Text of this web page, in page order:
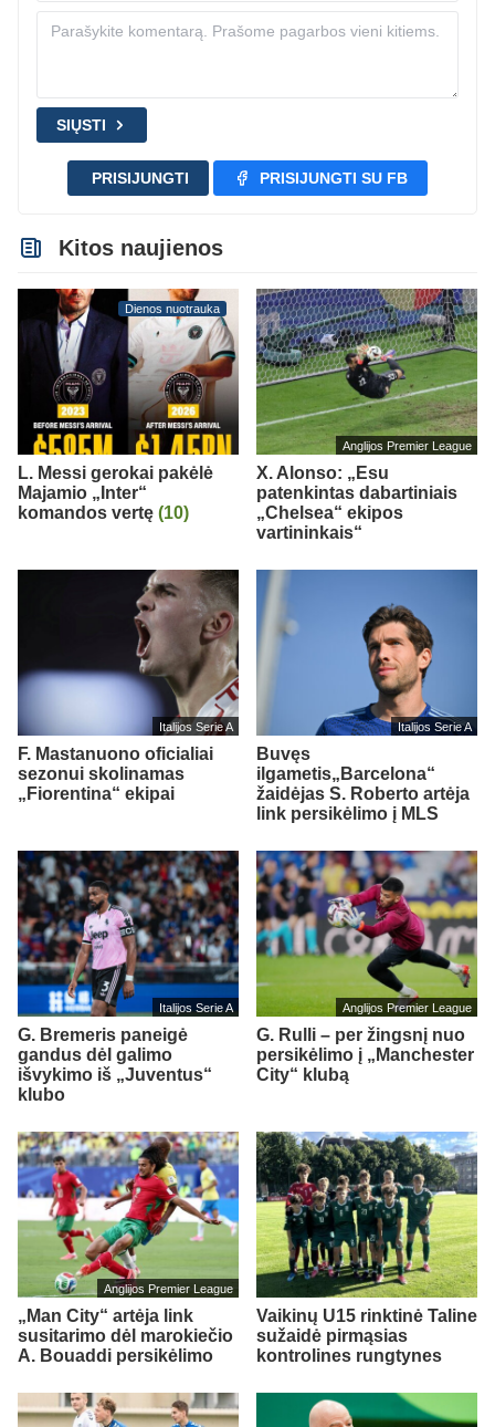
SIŲSTI
PRISIJUNGTI PRISIJUNGTI SU FB
Kitos naujienos
Dienos nuotrauka
L. Messi gerokai pakėlė
Majamio „Inter“
komandos vertę (10)
Anglijos Premier League
X. Alonso: „Esu
patenkintas dabartiniais
„Chelsea“ ekipos
vartininkais“
Italijos Serie A
F. Mastanuono oficialiai
sezonui skolinamas
„Fiorentina“ ekipai
Italijos Serie A
Buvęs
ilgametis„Barcelona“
žaidėjas S. Roberto artėja
link persikėlimo į MLS
Italijos Serie A
G. Bremeris paneigė
gandus dėl galimo
išvykimo iš „Juventus“
klubo
Anglijos Premier League
G. Rulli – per žingsnį nuo
persikėlimo į „Manchester
City“ klubą
Anglijos Premier League
„Man City“ artėja link
susitarimo dėl marokiečio
A. Bouaddi persikėlimo
Vaikinų U15 rinktinė Taline
sužaidė pirmąsias
kontrolines rungtynes